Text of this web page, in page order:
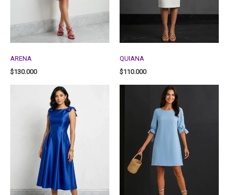
ARENA
$130.000
QUIANA
$110.000